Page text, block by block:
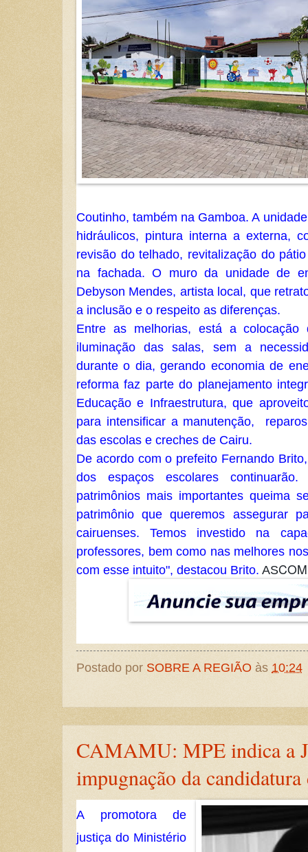
Coutinho, também na Gamboa. A
hidráulicos, pintura interna a externa,
revisão do telhado, revitalização do
na fachada.O muro da unidade de
Debyson Mendes, artista local, que
a inclusão e o respeito as diferenças.
Entre as melhorias, está a colocação
iluminação das salas, sem a
durante o dia, gerando economia de
reforma faz parte do planejamento
Educação e Infraestrutura, que
para intensificar a manutenção,
das escolas e creches de Cairu.
De acordo com o prefeito Fernando
dos espaços escolares
patrimônios mais importantes queima
patrimônio que queremos assegurar
cairuenses. Temos investido na
professores, bem como nas melhores
com esse intuito", destacou Brito. ASCOM
Postado por SOBRE A REGIÃO às 10:24
CAMAMU: MPE indica a
impugnação da
A promotora de
justiça do Ministério